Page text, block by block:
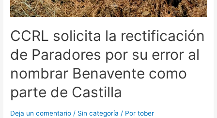
CCRL solicita la rectificación
de Paradores por su error al
nombrar Benavente como
parte de Castilla
Deja un comentario / Sin categoría / Portober